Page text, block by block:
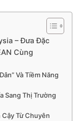
– Đưa Đặc
Cùng
Và Tiềm Năng
Sang Thị Trường
Cậy Từ Chuyên